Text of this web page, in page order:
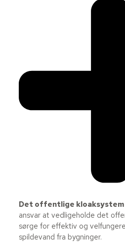
Det offentlige kloaksystem
ansvar at vedligeholde det
sørge for effektiv og
spildevand fra bygninger.